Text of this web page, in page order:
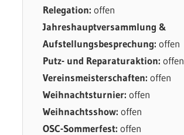
Relegation: offen
Jahreshauptversammlung &
Aufstellungsbesprechung: offen
Putz- und Reparaturaktion: offen
Vereinsmeisterschaften: offen
Weihnachtsturnier: offen
Weihnachtsshow: offen
OSC-Sommerfest: offen